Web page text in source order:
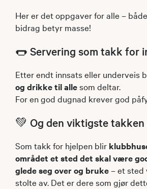
Her er det oppgaver for alle –
bidrag betyr masse!
🌭 Servering som takk for
Etter endt innsats eller underveis
og drikke til allesom deltar.
For en god dugnad krever god
💚 Og den viktigste
Som takk for hjelpen blir
området et sted det skal være
glede seg over og bruke– et sted
stolte av. Det er dere som gjør